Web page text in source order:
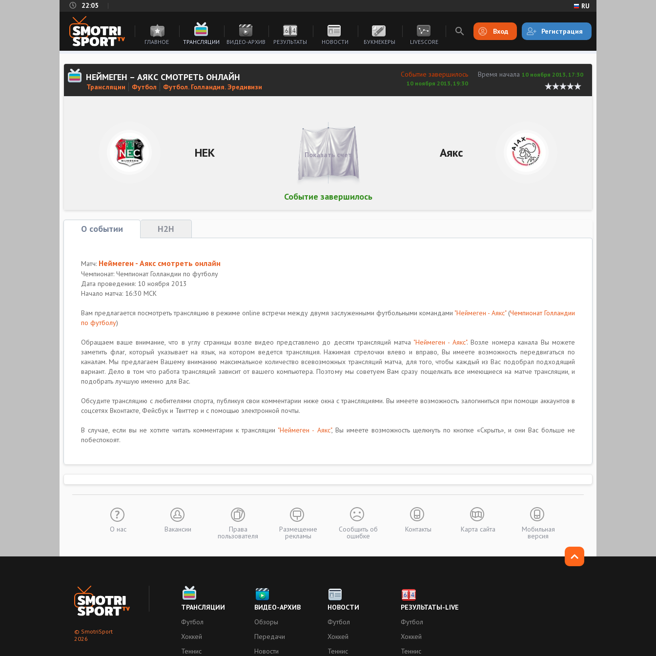
22:05 RU
ГЛАВНОЕ ТРАНСЛЯЦИИ ВИДЕО-АРХИВ РЕЗУЛЬТАТЫ НОВОСТИ БУКМЕКЕРЫ LIVESCORE
Вход Регистрация
НЕЙМЕГЕН – АЯКС СМОТРЕТЬ ОНЛАЙН
Трансляции Футбол Футбол. Голландия. Эредивизи
Время начала 10 ноября 2013, 17:30
Событие завершилось
10 ноября 2013, 19:30
НЕК Аякс
Событие завершилось
Показать счет
О событии H2H
Матч: Неймеген - Аякс смотреть онлайн
Чемпионат: Чемпионат Голландии по футболу
Дата проведения: 10 ноября 2013
Начало матча: 16:30 МСК
Вам предлагается посмотреть трансляцию в режиме online встречи между двумя заслуженными футбольными командами "Неймеген - Аякс"(Чемпионат Голландии
по футболу)
Обращаем ваше внимание, что в углу страницы возле видео представлено до десяти трансляций матча "Неймеген - Аякс". Возле номера канала Вы можете
заметить флаг, который указывает на язык, на котором ведется трансляция. Нажимая стрелочки влево и вправо, Вы имеете возможность передвигаться по
каналам. Мы предлагаем Вашему вниманию максимальное количество всевозможных трансляций матча, для того, чтобы каждый из Вас подобрал подходящий
вариант. Дело в том что работа трансляций зависит от вашего компьютера. Поэтому мы советуем Вам сразу пощелкать все имеющиеся на матче трансляции, и
подобрать лучшую именно для Вас.
Обсудите трансляцию с любителями спорта, публикуя свои комментарии ниже окна с трансляциями. Вы имеете возможность залогиниться при помощи аккаунтов в
соцсетях Вконтакте, Фейсбук и Твиттер и с помощью электронной почты.
В случае, если вы не хотите читать комментарии к трансляции "Неймеген - Аякс", Вы имеете возможность щелкнуть по кнопке «Скрыть», и они Вас больше не
побеспокоят.
О нас Вакансии Права
пользователя
Размещение
рекламы
Сообщить об
ошибке
Контакты Карта сайта Мобильная
версия
© SmotriSport
2026
ТРАНСЛЯЦИИ
Футбол
Хоккей
Теннис
ВИДЕО-АРХИВ
Обзоры
Передачи
Новости
НОВОСТИ
Футбол
Хоккей
Теннис
РЕЗУЛЬТАТЫ-LIVE
Футбол
Хоккей
Теннис